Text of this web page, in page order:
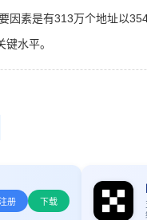
因素是有313万个地址以
水平。
册 下载